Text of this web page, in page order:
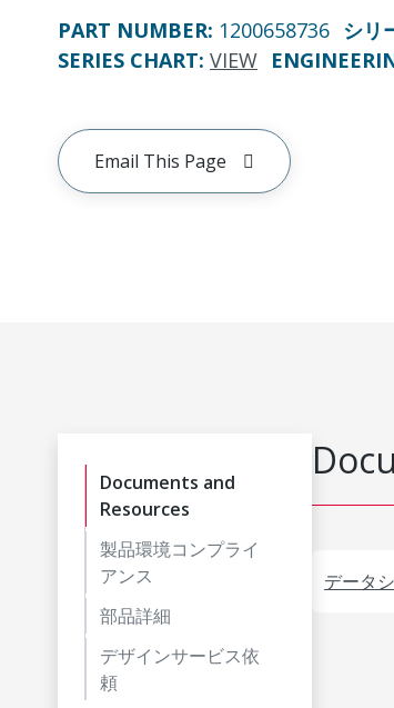
PART NUMBER: 1200658736 シリ
SERIES CHART: VIEW
Email This Page
Documents and
Resources
製品環境コンプライ
アンス
部品詳細
デザインサービス依
頼
データ